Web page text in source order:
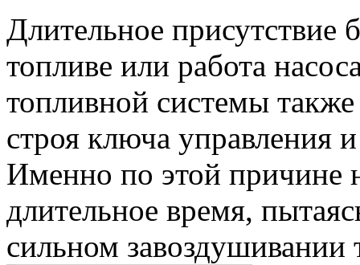
Длительное присутствие
топливе или работа
топливной системы
строя ключа управления
Именно по этой причине
длительное время,
сильном